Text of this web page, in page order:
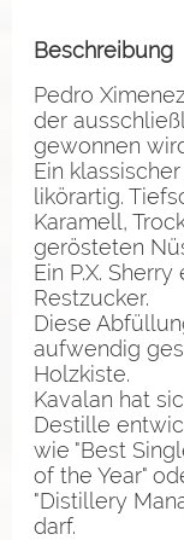
Beschreibung
Pedro
der
gewonnen
Ein
likörartig.
Karamell,
gerösteten
Ein P.X.
Restzucker.
Diese
aufwendig
Holzkiste.
Kavalan hat
Destille
wie "Best
of the Year"
"Distillery
darf.